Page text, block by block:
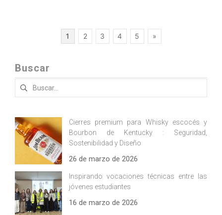
Paginación
entradas
1 2 3 4 5 »
Buscar
Buscar:
Cierres premium para Whisky escocés y
Bourbon de Kentucky : Seguridad,
Sostenibilidad y Diseño
26 de marzo de 2026
Inspirando vocaciones técnicas entre las
jóvenes estudiantes
16 de marzo de 2026